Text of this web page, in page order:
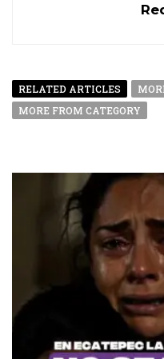
RELATED ARTICLES
MORE FROM CATEGORY